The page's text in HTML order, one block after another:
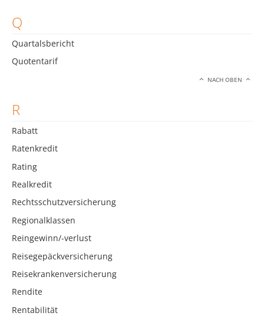
Q
Quartalsbericht
Quotentarif
NACH OBEN
R
Rabatt
Ratenkredit
Rating
Realkredit
Rechtsschutzversicherung
Regionalklassen
Reingewinn/-verlust
Reisegepäckversicherung
Reisekrankenversicherung
Rendite
Rentabilität